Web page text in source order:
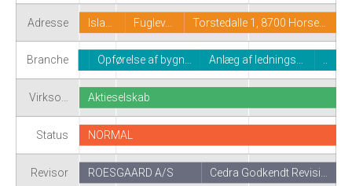
Adresse
Branche
Virkso…
Status
Revisor
Isla… Fuglev… Torstedalle 1, 8700 Horse…
Opførelse af bygn… Anlæg af lednings… ..
Aktieselskab
NORMAL
ROESGAARD A/S Cedra Godkendt Revisi…